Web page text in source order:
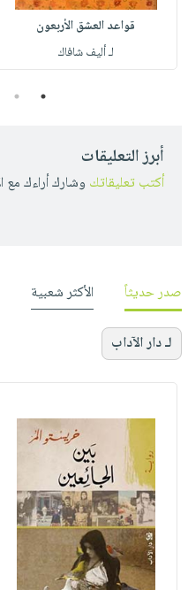
قواعد العشق الأربعون
لـ أليف شافاك
1
2
أبرز التعليقات
أكتب تعليقاتك وشارك أراءك مع
صدر حديثاً الأكثر شعبية
لـ دار الآداب